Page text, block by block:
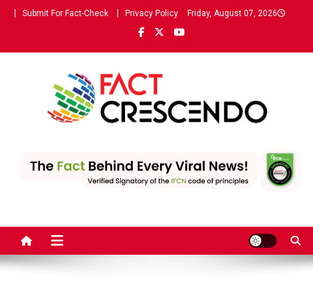
Friday, August 07, 2026
Privacy Policy
Submit For Fact-Check
fact-checking website in